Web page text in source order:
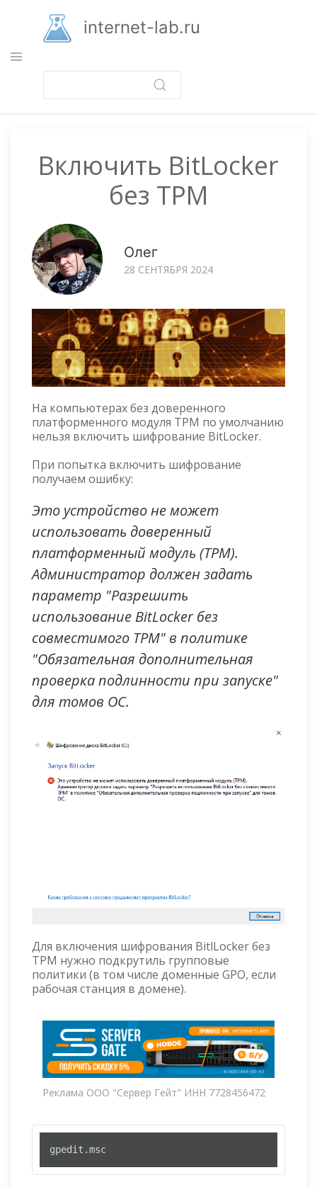
основному
содержанию
internet-lab.ru
Включить BitLocker
без TPM
Олег
28 СЕНТЯБРЯ 2024
На компьютерах без доверенного
платформенного модуля TPM по умолчанию
нельзя включить шифрование BitLocker.
При попытка включить шифрование
получаем ошибку:
Это устройство не может
использовать доверенный
платформенный модуль (TPM).
Администратор должен задать
параметр "Разрешить
использование BitLocker без
совместимого TPM" в политике
"Обязательная дополнительная
проверка подлинности при запуске"
для томов ОС.
Для включения шифрования BitlLocker без
TPM нужно подкрутиль групповые
политики (в том числе доменные GPO, если
рабочая станция в домене).
Реклама ООО "Сервер Гейт" ИНН 7728456472
gpedit.msc